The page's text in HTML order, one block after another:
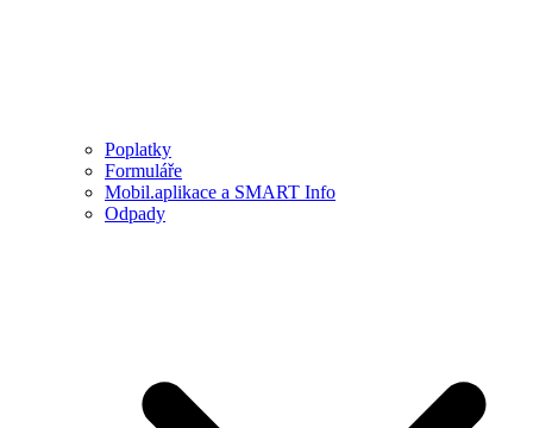
Poplatky
Formuláře
Mobil.aplikace a SMART Info
Odpady